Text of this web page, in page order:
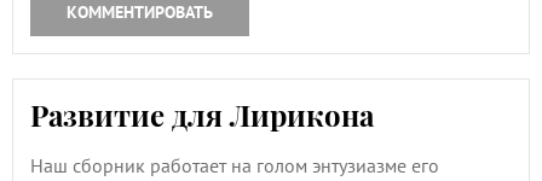
КОММЕНТИРОВАТЬ
Развитие для Лирикона
Наш сборник работает на голом энтузиазме его